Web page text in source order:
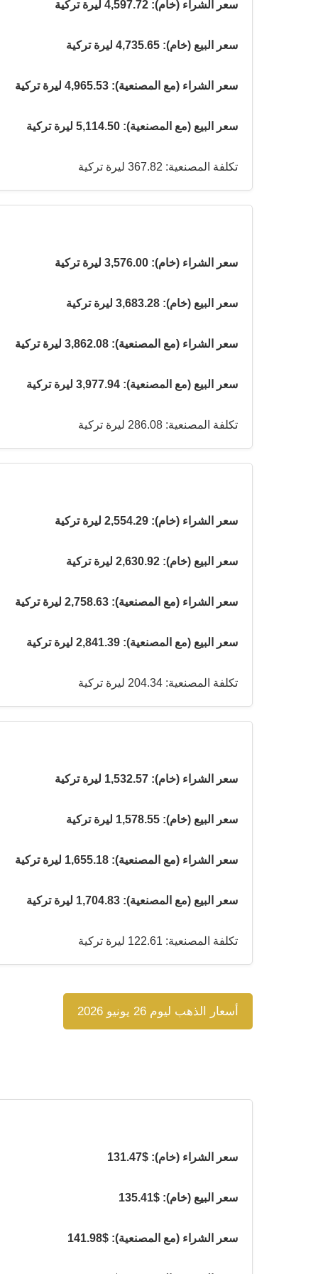
سعر الشراء (خام): 4,597.72 ليرة تركية
سعر البيع (خام): 4,735.65 ليرة تركية
سعر الشراء (مع المصنعية): 4,965.53 ليرة تركية
سعر البيع (مع المصنعية): 5,114.50 ليرة تركية
تكلفة المصنعية: 367.82 ليرة تركية
سعر الشراء (خام): 3,576.00 ليرة تركية
سعر البيع (خام): 3,683.28 ليرة تركية
سعر الشراء (مع المصنعية): 3,862.08 ليرة تركية
سعر البيع (مع المصنعية): 3,977.94 ليرة تركية
تكلفة المصنعية: 286.08 ليرة تركية
سعر الشراء (خام): 2,554.29 ليرة تركية
سعر البيع (خام): 2,630.92 ليرة تركية
سعر الشراء (مع المصنعية): 2,758.63 ليرة تركية
سعر البيع (مع المصنعية): 2,841.39 ليرة تركية
تكلفة المصنعية: 204.34 ليرة تركية
سعر الشراء (خام): 1,532.57 ليرة تركية
سعر البيع (خام): 1,578.55 ليرة تركية
سعر الشراء (مع المصنعية): 1,655.18 ليرة تركية
سعر البيع (مع المصنعية): 1,704.83 ليرة تركية
تكلفة المصنعية: 122.61 ليرة تركية
أسعار الذهب ليوم 26 يونيو 2026
سعر الشراء (خام): $131.47
سعر البيع (خام): $135.41
سعر الشراء (مع المصنعية): $141.98